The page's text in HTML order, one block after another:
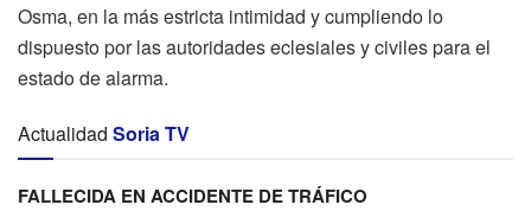
Osma, en la más estricta intimidad y cumpliendo lo
dispuesto por las autoridades eclesiales y civiles para el
estado de alarma.
Actualidad Soria TV
FALLECIDA EN ACCIDENTE DE TRÁFICO